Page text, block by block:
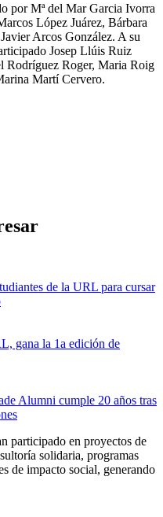
por Mª del Mar Garcia Ivorra
López Juárez, Bárbara
Arcos González. A su
Josep Llúis Ruiz
Rodríguez Roger, Maria Roig
Martí Cervero.
de la URL para cursar
gana la 1a edición de
Alumni cumple 20 años tras
participado en proyectos de
solidaria, programas
de impacto social, generando